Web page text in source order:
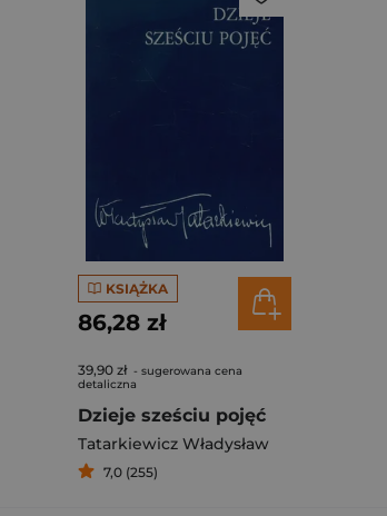
KSIĄŻKA
86,28 zł
39,90 zł - sugerowana cena
detaliczna
Dzieje sześciu pojęć
Tatarkiewicz Władysław
7,0 (255)